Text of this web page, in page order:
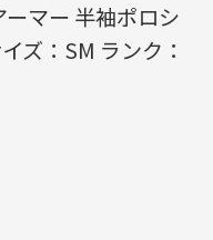
ーマー 半袖ポロシ
ズ：SM ランク：